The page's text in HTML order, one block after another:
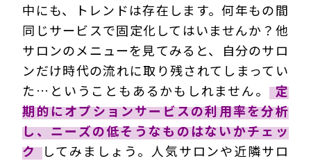
中にも、トレンドは存在します。何年もの間
同じサービスで固定化してはいませんか？他
サロンのメニューを見てみると、自分のサロ
ンだけ時代の流れに取り残されてしまってい
た…ということもあるかもしれません。
定
期的にオプションサービスの利用率を分析
し、ニーズの低そうなものはないかチェッ
ク してみましょう。人気サロンや近隣サロ